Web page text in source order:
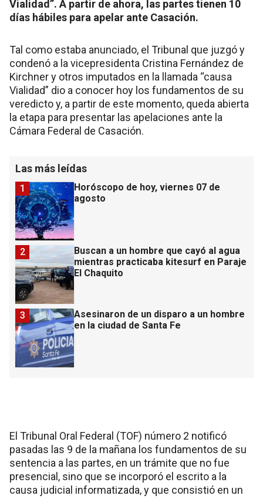
Vialidad”. A partir de ahora, las partes tienen 10
días hábiles para apelar ante Casación.
Tal como estaba anunciado, el Tribunal que juzgó y
condenó a la vicepresidenta Cristina Fernández de
Kirchner y otros imputados en la llamada “causa
Vialidad” dio a conocer hoy los fundamentos de su
veredicto y, a partir de este momento, queda abierta
la etapa para presentar las apelaciones ante la
Cámara Federal de Casación.
Las más leídas
Horóscopo de hoy, viernes 07 de
agosto
1
Buscan a un hombre que cayó al agua
mientras practicaba kitesurf en Paraje
El Chaquito
2
Asesinaron de un disparo a un hombre
en la ciudad de Santa Fe
3
El Tribunal Oral Federal (TOF) número 2 notificó
pasadas las 9 de la mañana los fundamentos de su
sentencia a las partes, en un trámite que no fue
presencial, sino que se incorporó el escrito a la
causa judicial informatizada, y que consistió en un